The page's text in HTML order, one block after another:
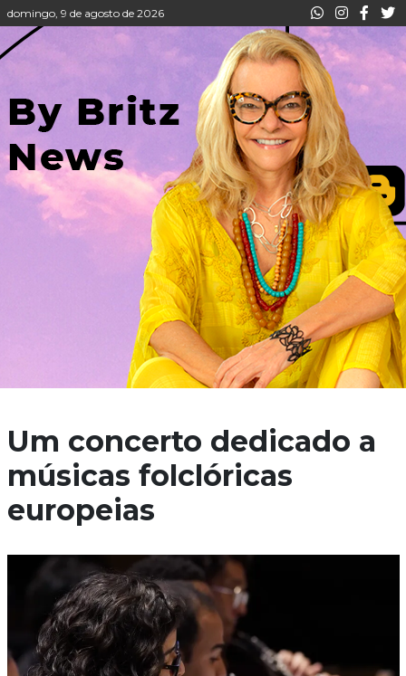
domingo, 9 de agosto de 2026
Um concerto dedicado a
músicas folclóricas
europeias